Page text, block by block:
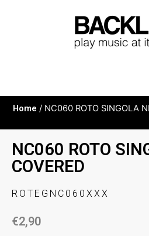
Home / NC060 ROTO SINGOLA
NC060 ROTO
COVERED
ROTEGNC060XXX
€2,90